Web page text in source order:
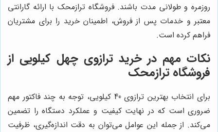
روزمره و طولانی مدت باشند. فروشگاه ترازمحک با ارائه گارانتی
معتبر و خدمات پس از فروش، اطمینان خرید را برای مشتریان
فراهم کرده است.
نکات مهم در خرید ترازوی چهل کیلویی از
فروشگاه ترازمحک
برای انتخاب بهترین ترازوی 40 کیلویی، توجه به چند فاکتور مهم
ضروری است که در نهایت کیفیت و عملکرد دستگاه را تضمین
می‌کند. از جمله این عوامل می‌توان به دقت اندازه‌گیری، ظرفیت